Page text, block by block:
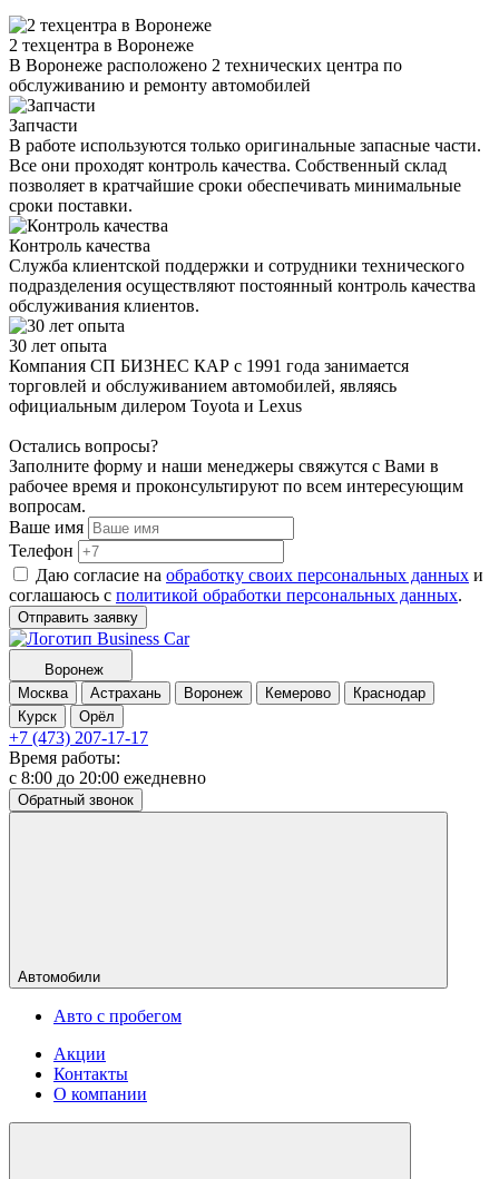
2 техцентра в Воронеже
В Воронеже расположено 2 технических центра по
обслуживанию и ремонту автомобилей
Запчасти
В работе используются только оригинальные запасные части.
Все они проходят контроль качества. Собственный склад
позволяет в кратчайшие сроки обеспечивать минимальные
сроки поставки.
Контроль качества
Служба клиентской поддержки и сотрудники технического
подразделения осуществляют постоянный контроль качества
обслуживания клиентов.
30 лет опыта
Компания СП БИЗНЕС КАР с 1991 года занимается
торговлей и обслуживанием автомобилей, являясь
официальным дилером Toyota и Lexus
Остались вопросы?
Заполните форму и наши менеджеры свяжутся с Вами в
рабочее время и проконсультируют по всем интересующим
вопросам.
Ваше имя
Телефон
Даю согласие на обработку своих персональных данных и
соглашаюсь с политикой обработки персональных данных.
Отправить заявку
Воронеж
Москва
Астрахань Воронеж Кемерово
Краснодар
Курск
Орёл
+7 (473) 207-17-17
Время работы:
с 8:00 до 20:00 ежедневно
Обратный звонок
Автомобили
Авто с пробегом
Акции
Контакты
О компании